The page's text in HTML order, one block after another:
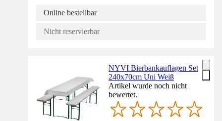
Online bestellbar
Nicht reservierbar
NYVI Bierbankauflagen Set
240x70cm Uni Weiß
Artikel wurde noch nicht
bewertet.